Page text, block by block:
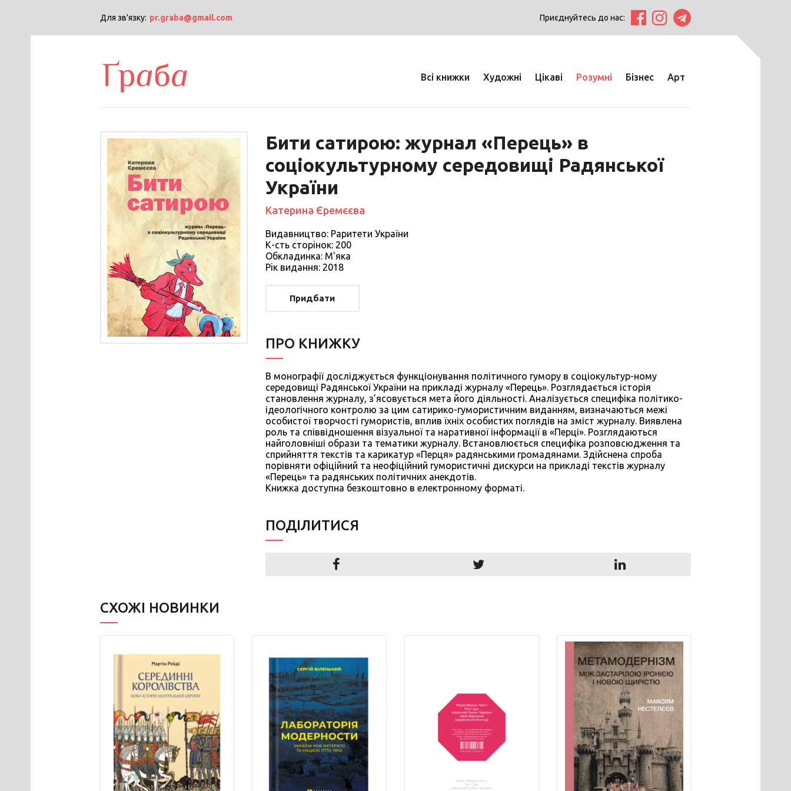
Для зв'язку: pr.graba@gmail.com Приєднуйтесь до нас:
Всі книжки Художні Цікаві Розумні Бізнес Арт
Бити сатирою: журнал «Перець» в
соціокультурному середовищі Радянської
України
Катерина Єремєєва
Видавництво: Раритети України
К-сть сторiнок: 200
Обкладинка: М'яка
Рiк видання: 2018
Придбати
ПРО КНИЖКУ
В монографії досліджується функціонування політичного гумору в соціокультур-ному
середовищі Радянської України на прикладі журналу «Перець». Розглядається історія
становлення журналу, з’ясовується мета його діяльності. Аналізується специфіка політико-
ідеологічного контролю за цим сатирико-гумористичним виданням, визначаються межі
особистої творчості гумористів, вплив їхніх особистих поглядів на зміст журналу. Виявлена
роль та співвідношення візуальної та наративної інформації в «Перці». Розглядаються
найголовніші образи та тематики журналу. Встановлюється специфіка розповсюдження та
сприйняття текстів та карикатур «Перця» радянськими громадянами. Здійснена спроба
порівняти офіційний та неофіційний гумористичні дискурси на прикладі текстів журналу
«Перець» та радянських політичних анекдотів.
Книжка доступна безкоштовно в електронному форматі.
ПОДIЛИТИСЯ
СХОЖІ НОВИНКИ